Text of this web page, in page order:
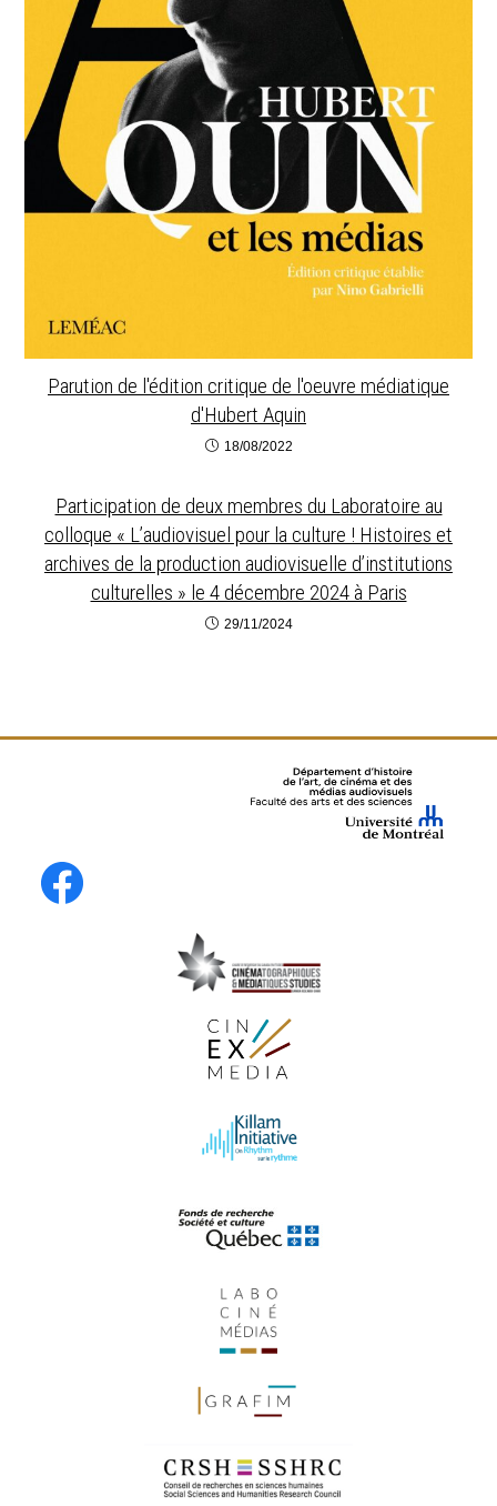
Parution de l'édition critique de l'oeuvre médiatique
d'Hubert Aquin
18/08/2022
Participation de deux membres du Laboratoire au
colloque « L’audiovisuel pour la culture ! Histoires et
archives de la production audiovisuelle d’institutions
culturelles » le 4 décembre 2024 à Paris
29/11/2024